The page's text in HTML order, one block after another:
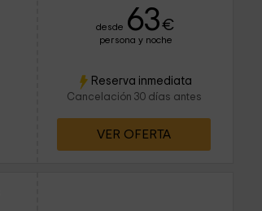
desde 63€
persona y noche
Reserva inmediata
Cancelación 30 días antes
VER OFERTA